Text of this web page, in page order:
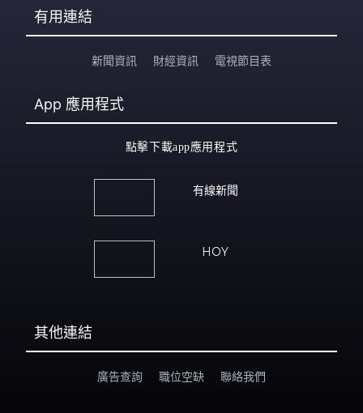
有用連結
新聞資訊 財經資訊 電視節目表
App 應用程式
點擊下載app應用程式
有線新聞
HOY
其他連結
廣告查詢 職位空缺 聯絡我們